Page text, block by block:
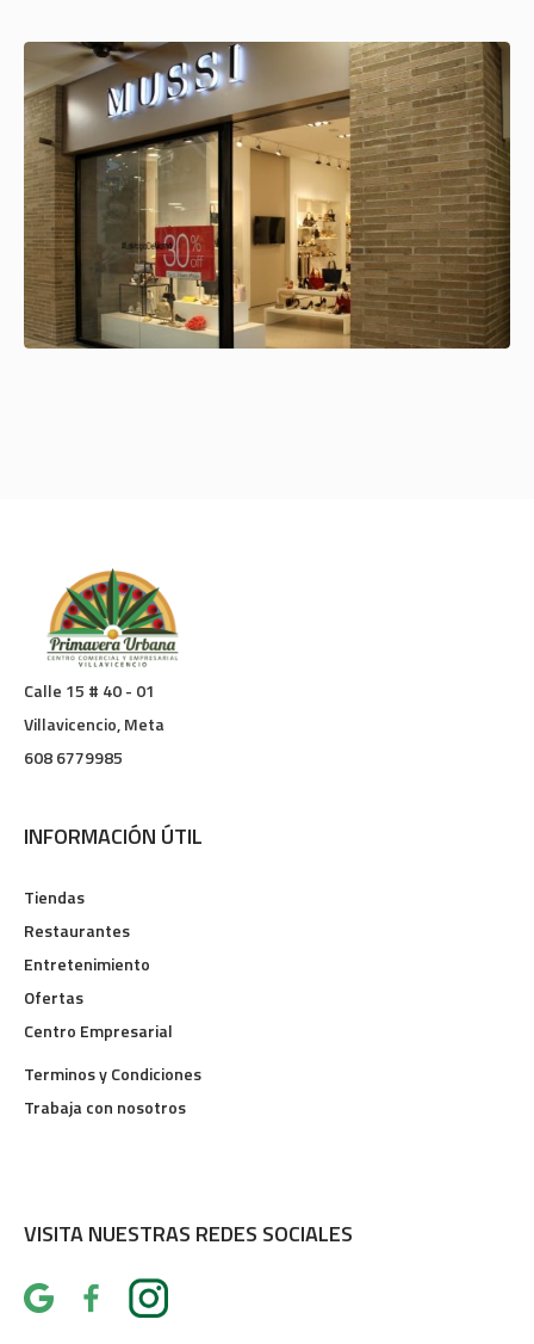
Calle 15 # 40 - 01
Villavicencio, Meta
608 6779985
INFORMACIÓN ÚTIL
Tiendas
Restaurantes
Entretenimiento
Ofertas
Centro Empresarial
Terminos y Condiciones
Trabaja con nosotros
VISITA NUESTRAS REDES SOCIALES